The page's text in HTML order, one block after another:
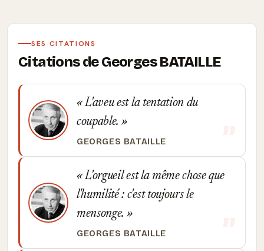
SES CITATIONS
Citations de Georges BATAILLE
L'aveu est la tentation du
coupable.
GEORGES BATAILLE
L'orgueil est la même chose que
l'humilité : c'est toujours le
mensonge.
GEORGES BATAILLE